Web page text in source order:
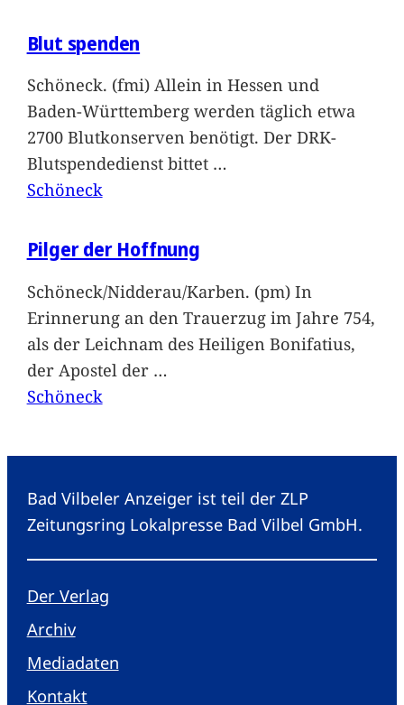
Blut spenden
Schöneck. (fmi) Allein in Hessen und
Baden-Württemberg werden täglich etwa
2700 Blutkonserven benötigt. Der DRK-
Blutspendedienst bittet …
Schöneck
Pilger der Hoffnung
Schöneck/Nidderau/Karben. (pm) In
Erinnerung an den Trauerzug im Jahre 754,
als der Leichnam des Heiligen Bonifatius,
der Apostel der …
Schöneck
Bad Vilbeler Anzeiger ist teil der ZLP
Zeitungsring Lokalpresse Bad Vilbel GmbH.
Der Verlag
Archiv
Mediadaten
Kontakt